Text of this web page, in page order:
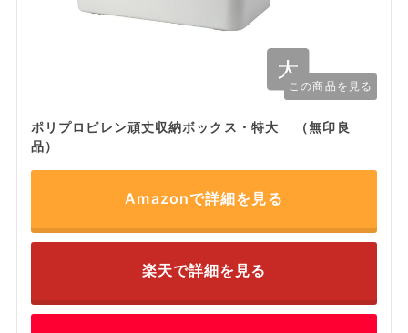
この商品を見る
ポリプロピレン頑丈収納ボックス・特大 （無印良
品）
Amazonで詳細を見る
楽天で詳細を見る